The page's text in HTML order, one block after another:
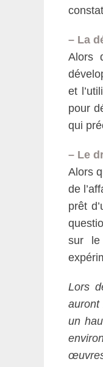
– La
Alors
et
pour
qui
– Le
Alors
de
prêt
sur le
Lors
auront
un